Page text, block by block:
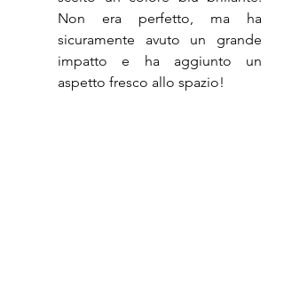
Non era perfetto, ma ha
sicuramente avuto un grande
impatto e ha aggiunto un
aspetto fresco allo spazio!